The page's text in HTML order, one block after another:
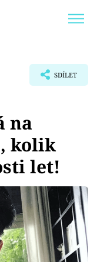
SDÍLET
na
kolik
let!